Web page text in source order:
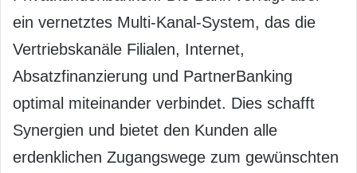
ein vernetztes Multi-Kanal-System, das die
Vertriebskanäle Filialen, Internet,
Absatzfinanzierung und PartnerBanking
optimal miteinander verbindet. Dies schafft
Synergien und bietet den Kunden alle
erdenklichen Zugangswege zum gewünschten